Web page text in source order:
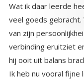
Wat ik daar leerde
veel goeds
van zijn
verbinding eruitziet
hij ooit uit balans
Ik heb nu vooral fijne